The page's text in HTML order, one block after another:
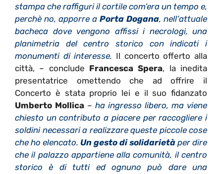
stampa che raffiguri il cortile com’era un tempo e,
perchè no, apporre a Porta Dogana, nell’attuale
bacheca dove vengono affissi i necrologi, una
planimetria del centro storico con indicati i
monumenti di interesse. Il concerto offerto alla
città, – conclude Francesca Spera, la inedita
presentatrice omettendo che ad offrire il
Concerto è stata proprio lei e il suo fidanzato
Umberto Mollica – ha ingresso libero, ma viene
chiesto un contributo a piacere per raccogliere i
soldini necessari a realizzare queste piccole cose
che ho elencato. Un gesto di solidarietà per dire
che il palazzo appartiene alla comunità, il centro
storico è di tutti ed ognuno può dare una